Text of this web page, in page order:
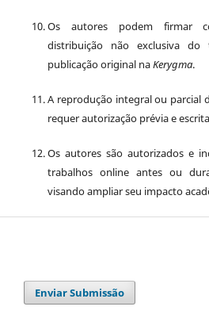
Os autores podem firmar
distribuição não exclusiva
publicação original naKerygma.
A reprodução integral ou parcial
requer autorização prévia e
Os autores são autorizados e
trabalhos online antes ou
visando ampliar seu impacto
Enviar Submissão